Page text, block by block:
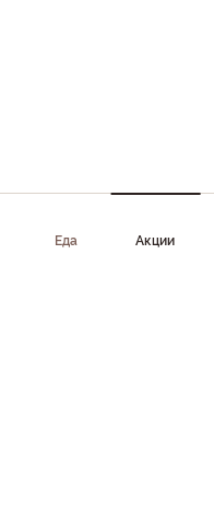
Еда Акции